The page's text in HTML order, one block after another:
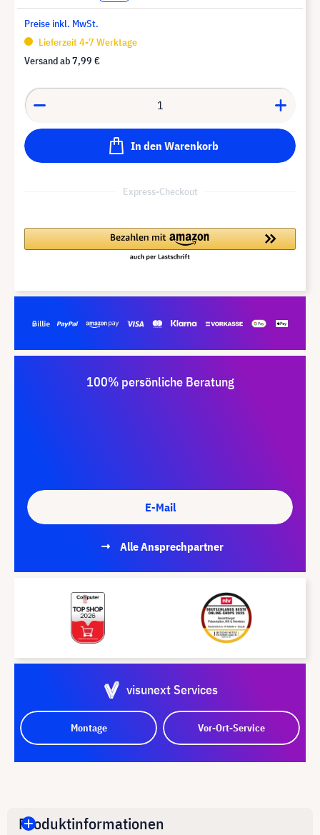
Preise inkl. MwSt.
Lieferzeit 4-7 Werktage
Versand ab7,99 €
In den Warenkorb
Express-Checkout
100% persönliche Beratung
E-Mail
Alle Ansprechpartner
visunext Services
Montage Vor-Ort-Service
Produktinformationen